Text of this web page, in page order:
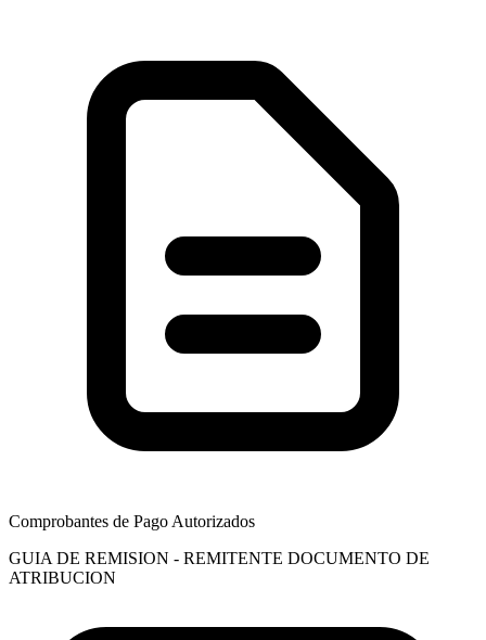
Comprobantes de Pago Autorizados
GUIA DE REMISION - REMITENTE DOCUMENTO DE
ATRIBUCION